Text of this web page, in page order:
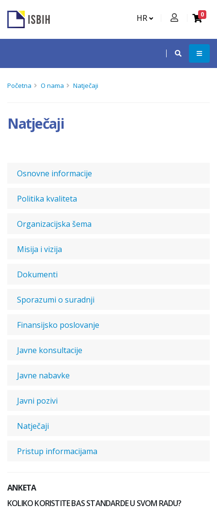
HR 0
Početna O nama Natječaji
Natječaji
Osnovne informacije
Politika kvaliteta
Organizаcijska šema
Misija i vizija
Dokumenti
Sporazumi o suradnji
Finansijsko poslovanje
Javne konsultacije
Javne nabavke
Javni pozivi
Natječaji
Pristup informacijama
ANKETA
KOLIKO KORISTITE BAS STANDARDE U SVOM RADU?